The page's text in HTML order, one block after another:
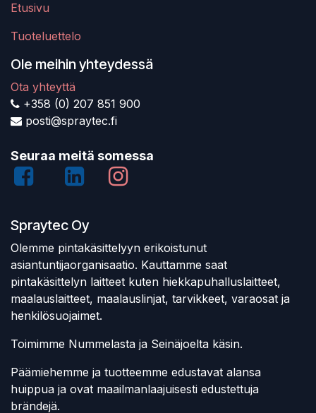
Etusivu
Tuoteluettelo
Ole meihin yhteydessä
Ota yhteyttä
+358 (0) 207 851 900
posti@spraytec.fi
Seuraa meitä somessa
Spraytec Oy
Olemme pintakäsittelyyn erikoistunut
asiantuntijaorganisaatio. Kauttamme saat
pintakäsittelyn laitteet kuten hiekkapuhalluslaitteet,
maalauslaitteet, maalauslinjat, tarvikkeet, varaosat ja
henkilösuojaimet.
Toimimme Nummelasta ja Seinäjoelta käsin.
Päämiehemme ja tuotteemme edustavat alansa
huippua ja ovat maailmanlaajuisesti edustettuja
brändejä.